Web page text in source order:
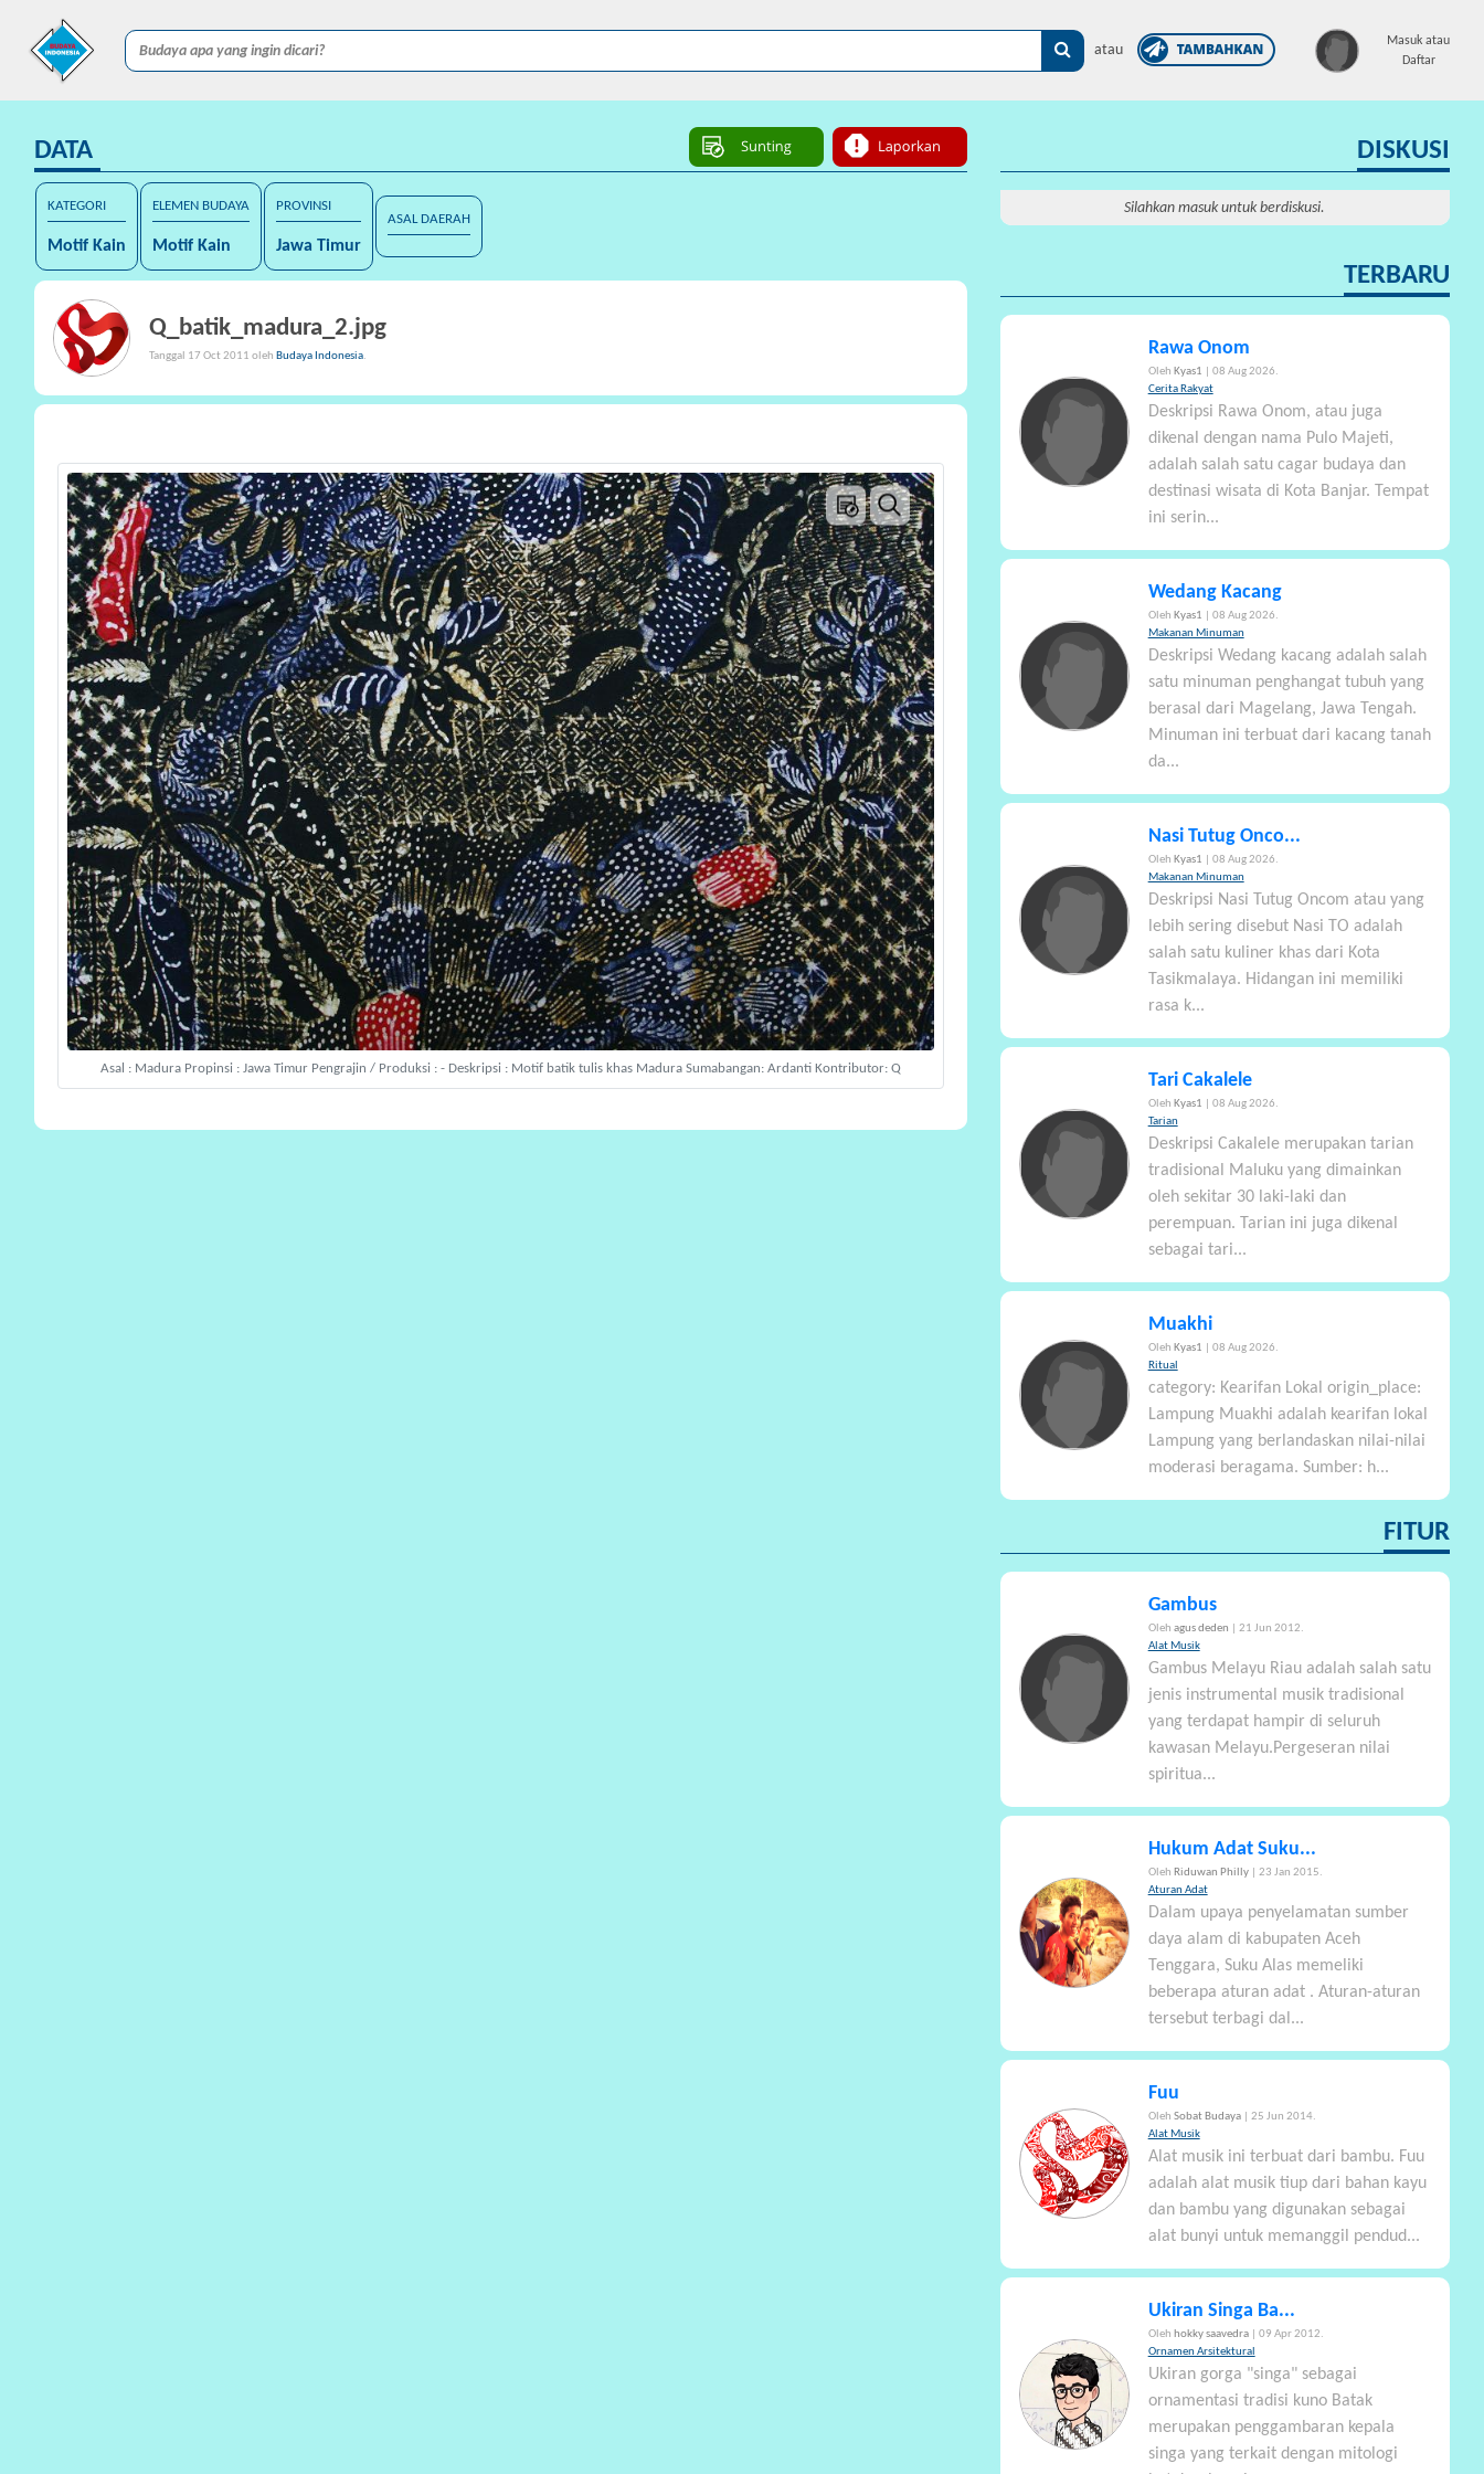
atau
Masuk atau
Daftar
×
DATA
KATEGORI
Motif Kain
ELEMEN BUDAYA
Motif Kain
PROVINSI
Jawa Timur
ASAL DAERAH
Q_batik_madura_2.jpg
Tanggal 17 Oct 2011 oleh Budaya Indonesia.
Asal : Madura Propinsi : Jawa Timur Pengrajin / Produksi : - Deskripsi : Motif batik tulis khas Madura Sumabangan: Ardanti Kontributor: Q
DISKUSI
Silahkan masuk untuk berdiskusi.
TERBARU
Rawa Onom
Oleh Kyas1
| 08 Aug 2026.
Cerita Rakyat
Deskripsi Rawa Onom, atau juga
dikenal dengan nama Pulo Majeti,
adalah salah satu cagar budaya dan
destinasi wisata di Kota Banjar. Tempat
ini serin...
Wedang Kacang
Oleh Kyas1
| 08 Aug 2026.
Makanan Minuman
Deskripsi Wedang kacang adalah salah
satu minuman penghangat tubuh yang
berasal dari Magelang, Jawa Tengah.
Minuman ini terbuat dari kacang tanah
da...
Nasi Tutug Onco...
Oleh Kyas1
| 08 Aug 2026.
Makanan Minuman
Deskripsi Nasi Tutug Oncom atau yang
lebih sering disebut Nasi TO adalah
salah satu kuliner khas dari Kota
Tasikmalaya. Hidangan ini memiliki
rasa k...
Tari Cakalele
Oleh Kyas1
| 08 Aug 2026.
Tarian
Deskripsi Cakalele merupakan tarian
tradisional Maluku yang dimainkan
oleh sekitar 30 laki-laki dan
perempuan. Tarian ini juga dikenal
sebagai tari...
Muakhi
Oleh Kyas1
| 08 Aug 2026.
Ritual
category: Kearifan Lokal origin_place:
Lampung Muakhi adalah kearifan lokal
Lampung yang berlandaskan nilai-nilai
moderasi beragama. Sumber: h...
FITUR
Gambus
Oleh agus deden
| 21 Jun 2012.
Alat Musik
Gambus Melayu Riau adalah salah satu
jenis instrumental musik tradisional
yang terdapat hampir di seluruh
kawasan Melayu.Pergeseran nilai
spiritua...
Hukum Adat Suku...
Oleh Riduwan Philly
| 23 Jan 2015.
Aturan Adat
Dalam upaya penyelamatan sumber
daya alam di kabupaten Aceh
Tenggara, Suku Alas memeliki
beberapa aturan adat . Aturan-aturan
tersebut terbagi dal...
Fuu
Oleh Sobat Budaya
| 25 Jun 2014.
Alat Musik
Alat musik ini terbuat dari bambu. Fuu
adalah alat musik tiup dari bahan kayu
dan bambu yang digunakan sebagai
alat bunyi untuk memanggil pendud...
Ukiran Singa Ba...
Oleh hokky saavedra
| 09 Apr 2012.
Ornamen Arsitektural
Ukiran gorga "singa" sebagai
ornamentasi tradisi kuno Batak
merupakan penggambaran kepala
singa yang terkait dengan mitologi